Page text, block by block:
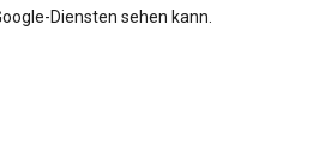
Diensten sehen kann.